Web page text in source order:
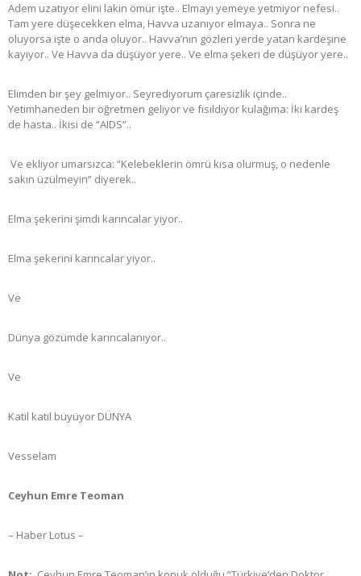
Adem uzatıyor elini lakin ömür işte.. Elmayı yemeye yetmiyor nefesi..
Tam yere düşecekken elma, Havva uzanıyor elmaya.. Sonra ne
oluyorsa işte o anda oluyor.. Havva’nın gözleri yerde yatan kardeşine
kayıyor.. Ve Havva da düşüyor yere.. Ve elma şekeri de düşüyor yere..
Elimden bir şey gelmiyor.. Seyrediyorum çaresizlik içinde..
Yetimhaneden bir öğretmen geliyor ve fısıldıyor kulağıma: İki kardeş
de hasta.. İkisi de “AIDS”..
Ve ekliyor umarsızca: “Kelebeklerin ömrü kısa olurmuş, o nedenle
sakın üzülmeyin” diyerek..
Elma şekerini şimdi karıncalar yiyor..
Elma şekerini karıncalar yiyor..
Ve
Dünya gözümde karıncalanıyor..
Ve
Katil katil büyüyor DÜNYA
Vesselam
Ceyhun Emre Teoman
– Haber Lotus –